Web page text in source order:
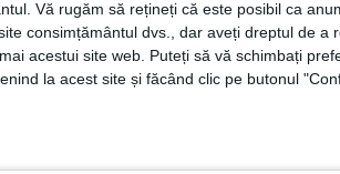
Vă rugăm să rețineți că este posibil ca
consimțământul dvs., dar aveți dreptul de a
acestui site web. Puteți să vă schimbați
la acest site și făcând clic pe butonul
cu şeful secţiei,dr. Bona,
protezare de genunchi. Dar
este nevoie ca secţia să fie
artoplastie. Însă, toate acestea
a SJU, aparatura este foarte